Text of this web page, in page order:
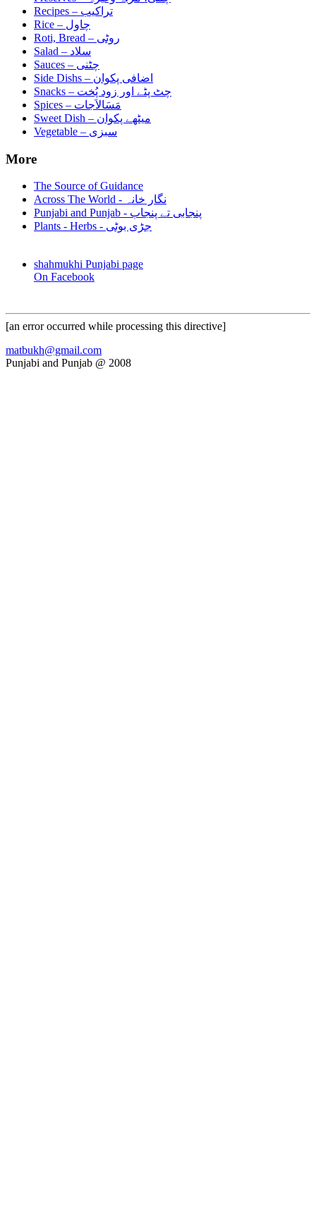
Recipes – تراکیب
Rice – چاول
Roti, Bread – روٹی
Salad – سلاد
Sauces – چٹنی
Side Dishs – اضافی پکوان
Snacks – چٹ پٹے اور زود پُخت
Spices – مَسَالاَجات
Sweet Dish – میٹھے پکوان
Vegetable – سبزی
More
The Source of Guidance
Across The World - نگار خانہ
Punjabi and Punjab - پنجابی تے پنجاب
Plants - Herbs - جڑی بوٹی
shahmukhi Punjabi page
On Facebook
[an error occurred while processing this directive]
matbukh@gmail.com
Punjabi and Punjab @ 2008